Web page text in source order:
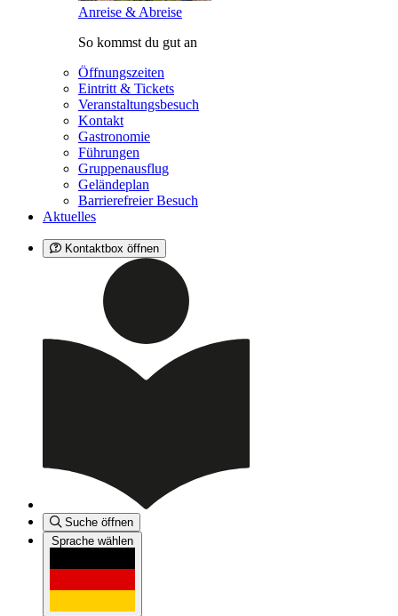
Anreise & Abreise
So kommst du gut an
Öffnungszeiten
Eintritt & Tickets
Veranstaltungsbesuch
Kontakt
Gastronomie
Führungen
Gruppenausflug
Geländeplan
Barrierefreier Besuch
Aktuelles
Kontaktbox öffnen
Suche öffnen
Sprache wählen